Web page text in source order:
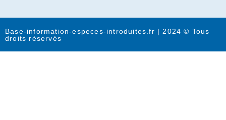
Base-information-especes-introduites.fr | 2024 © Tous
droits réservés